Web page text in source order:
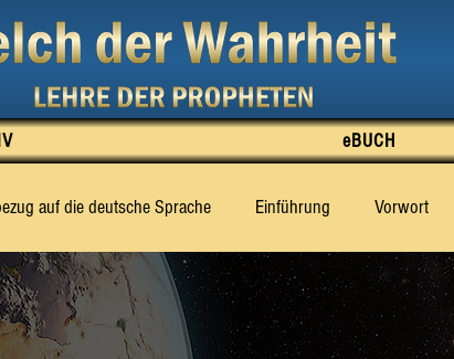
eBUCH
auf die deutsche Sprache Einführung Vorwort
‹Billy› Eduard Albert Meier [BEAM] Abschnitt 1